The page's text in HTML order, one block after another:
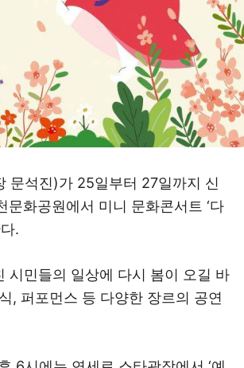
문석진)가 25일부터 27일까지 신
문화공원에서 미니 문화콘서트 ‘다
.
시민들의 일상에 다시 봄이 오길 바
, 퍼포먼스 등 다양한 장르의 공연